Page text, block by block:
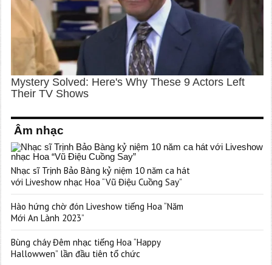
Âm nhạc
Nhạc sĩ Trịnh Bảo Bàng kỷ niệm 10 năm ca hát
với Liveshow nhạc Hoa “Vũ Điệu Cuồng Say”
Hào hứng chờ đón Liveshow tiếng Hoa “Năm
Mới An Lành 2023”
Bùng cháy Đêm nhạc tiếng Hoa “Happy
Hallowwen” lần đầu tiên tổ chức